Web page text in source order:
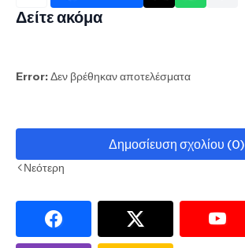
Δείτε ακόμα
Error:Δεν βρέθηκαν αποτελέσματα
Δημοσίευση σχολίου (0)
Νεότερη